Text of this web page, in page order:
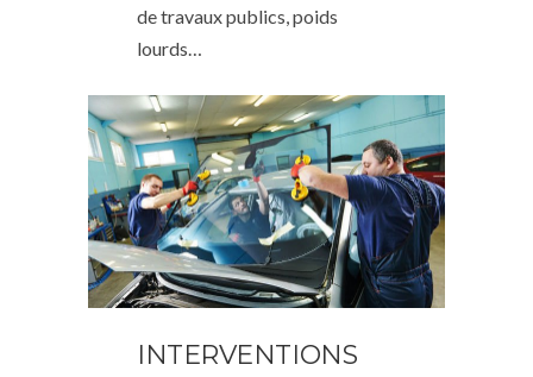
de travaux publics, poids
lourds…
INTERVENTIONS